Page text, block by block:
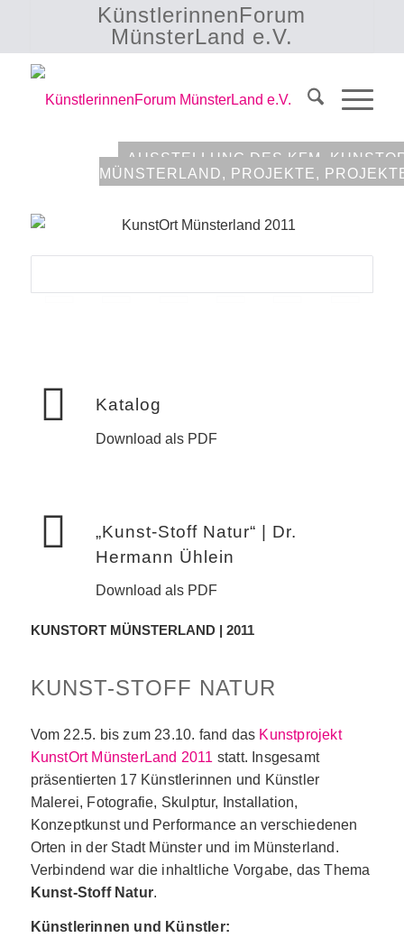
KünstlerinnenForum
MünsterLand e.V.
AUSSTELLUNG DES KFM
MÜNSTERLAND, PROJEKTE,
Katalog
Download als PDF
„Kunst-Stoff Natur“ | Dr.
Hermann Ühlein
Download als PDF
KUNSTORT MÜNSTERLAND | 2011
KUNST-STOFF NATUR
Vom 22.5. bis zum 23.10. fand das Kunstprojekt
KunstOrt MünsterLand 2011 statt. Insgesamt
präsentierten 17 Künstlerinnen und Künstler
Malerei, Fotografie, Skulptur, Installation,
Konzeptkunst und Performance an verschiedenen
Orten in der Stadt Münster und im Münsterland.
Verbindend war die inhaltliche Vorgabe, das Thema
Kunst-Stoff Natur.
Künstlerinnen und Künstler: